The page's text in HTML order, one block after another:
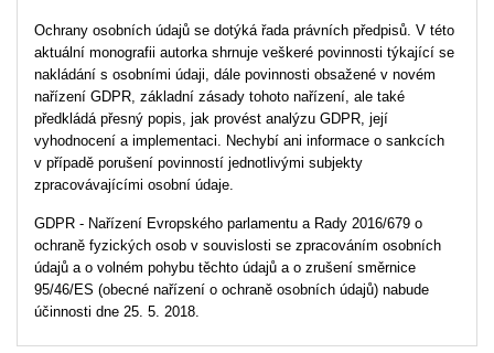
Ochrany osobních údajů se dotýká řada právních předpisů. V této
aktuální monografii autorka shrnuje veškeré povinnosti týkající se
nakládání s osobními údaji, dále povinnosti obsažené v novém
nařízení GDPR, základní zásady tohoto nařízení, ale také
předkládá přesný popis, jak provést analýzu GDPR, její
vyhodnocení a implementaci. Nechybí ani informace o sankcích
v případě porušení povinností jednotlivými subjekty
zpracovávajícími osobní údaje.
GDPR - Nařízení Evropského parlamentu a Rady 2016/679 o
ochraně fyzických osob v souvislosti se zpracováním osobních
údajů a o volném pohybu těchto údajů a o zrušení směrnice
95/46/ES (obecné nařízení o ochraně osobních údajů) nabude
účinnosti dne 25. 5. 2018.